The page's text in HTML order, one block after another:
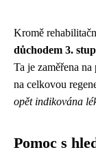
Kromě
důchodem 3.
Ta je zaměřena
na celkovou
opět indikována
Pomoc s